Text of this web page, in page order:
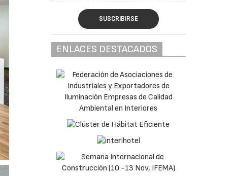
SUSCRIBIRSE
ENLACES DESTACADOS